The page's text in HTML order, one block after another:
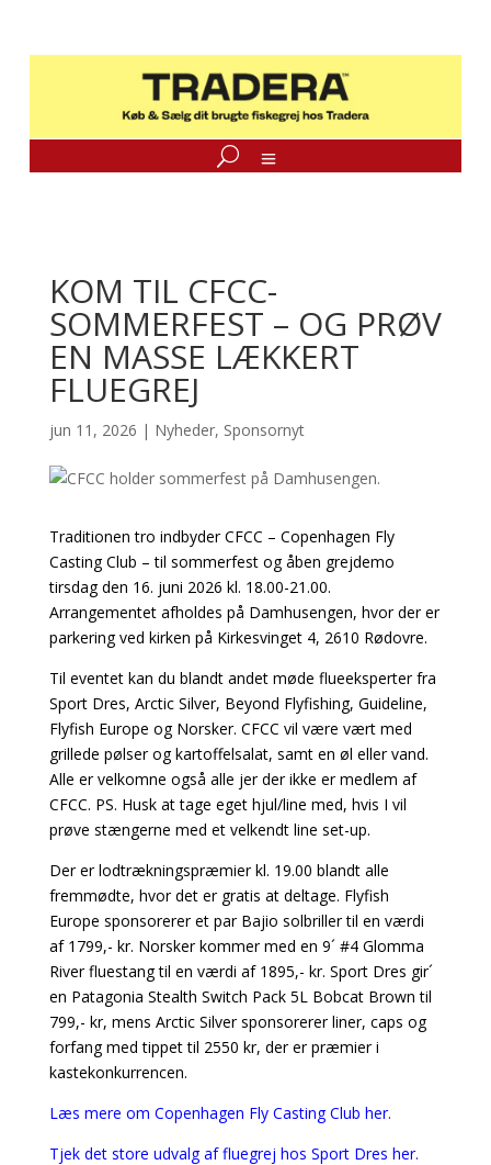
KOM TIL CFCC-
SOMMERFEST – OG PRØV
EN MASSE LÆKKERT
FLUEGREJ
jun 11, 2026 | Nyheder, Sponsornyt
Traditionen tro indbyder CFCC – Copenhagen Fly
Casting Club – til sommerfest og åben grejdemo
tirsdag den 16. juni 2026 kl. 18.00-21.00.
Arrangementet afholdes på Damhusengen, hvor der er
parkering ved kirken på Kirkesvinget 4, 2610 Rødovre.
Til eventet kan du blandt andet møde flueeksperter fra
Sport Dres, Arctic Silver, Beyond Flyfishing, Guideline,
Flyfish Europe og Norsker. CFCC vil være vært med
grillede pølser og kartoffelsalat, samt en øl eller vand.
Alle er velkomne også alle jer der ikke er medlem af
CFCC. PS. Husk at tage eget hjul/line med, hvis I vil
prøve stængerne med et velkendt line set-up.
Der er lodtrækningspræmier kl. 19.00 blandt alle
fremmødte, hvor det er gratis at deltage. Flyfish
Europe sponsorerer et par Bajio solbriller til en værdi
af 1799,- kr. Norsker kommer med en 9´ #4 Glomma
River fluestang til en værdi af 1895,- kr. Sport Dres gir´
en Patagonia Stealth Switch Pack 5L Bobcat Brown til
799,- kr, mens Arctic Silver sponsorerer liner, caps og
forfang med tippet til 2550 kr, der er præmier i
kastekonkurrencen.
Læs mere om Copenhagen Fly Casting Club her.
Tjek det store udvalg af fluegrej hos Sport Dres her.